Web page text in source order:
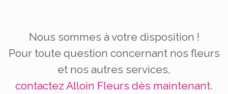
Nous sommes à votre disposition !
Pour toute question concernant nos fleurs
et nos autres services,
contactez Alloin Fleurs dès maintenant.